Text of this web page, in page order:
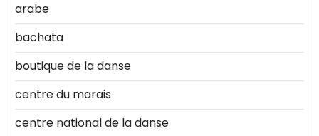
arabe
bachata
boutique de la danse
centre du marais
centre national de la danse